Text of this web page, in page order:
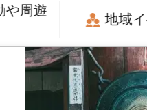
や周遊
地域